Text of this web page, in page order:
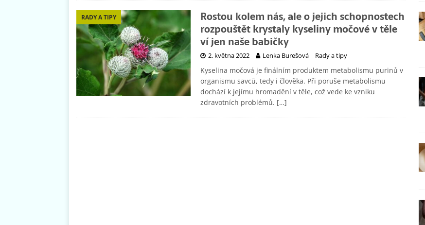
RADY A TIPY
Rostou kolem nás, ale o jejich schopnostech
rozpouštět krystaly kyseliny močové v těle
ví jen naše babičky
2. května 2022 Lenka Burešová Rady a tipy
Kyselina močová je finálním produktem metabolismu purinů v
organismu savců, tedy i člověka. Při poruše metabolismu
dochází k jejímu hromadění v těle, což vede ke vzniku
zdravotních problémů. […]